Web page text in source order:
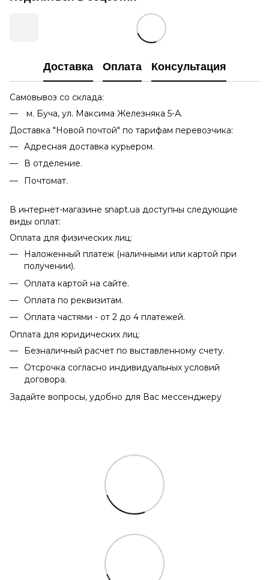
Доставка Оплата Консультация
Самовывоз со склада:
м. Буча, ул. Максима Железняка 5-А.
Доставка "Новой почтой" по тарифам перевозчика:
Адресная доставка курьером.
В отделение.
Почтомат.
В интернет-магазине snapt.ua доступны следующие
виды оплат:
Оплата для физических лиц:
Наложенный платеж (наличными или картой при
получении).
Оплата картой на сайте.
Оплата по реквизитам.
Оплата частями - от 2 до 4 платежей.
Оплата для юридических лиц:
Безналичный расчет по выставленному счету.
Отсрочка согласно индивидуальных условий
договора.
Задайте вопросы, удобно для Вас мессенджеру